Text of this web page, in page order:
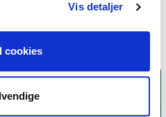
Vis detaljer
cookies